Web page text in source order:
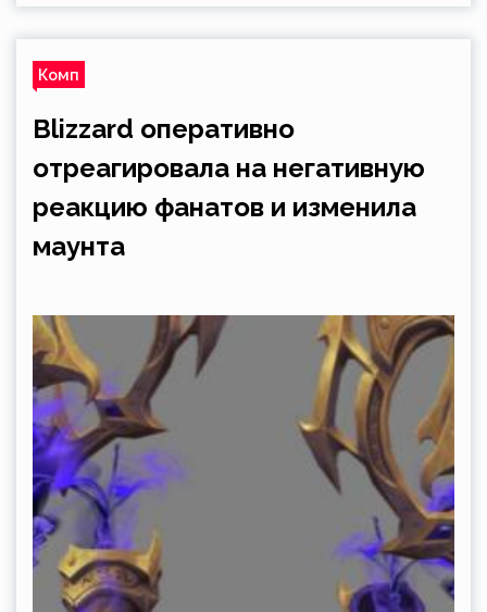
Комп
Blizzard оперативно
отреагировала на негативную
реакцию фанатов и изменила
маунта